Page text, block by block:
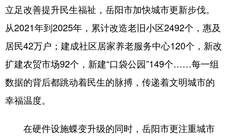
立足改善提升民生福祉，岳阳市加快城市更新步伐。
从2021年到2025年，累计改造老旧小区2492个，惠及
居民42万户；建成社区居家养老服务中心120个，新改
扩建农贸市场92个，新建“口袋公园”149个……每一组
数据的背后都跳动着民生的脉搏，传递着文明城市的
幸福温度。
在硬件设施蝶变升级的同时，岳阳市更注重城市